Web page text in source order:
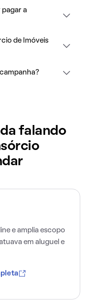
pagar a
de Imóveis
falando
e amplia escopo
em aluguel e